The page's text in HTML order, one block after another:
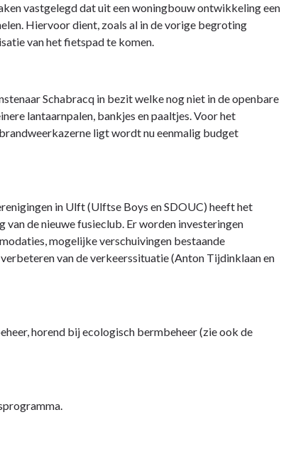
vastgelegd dat uit een woningbouw ontwikkeling een
Hiervoor dient, zoals al in de vorige begroting
van het fietspad te komen.
Schabracq in bezit welke nog niet in de openbare
lantaarnpalen, bankjes en paaltjes. Voor het
ligt wordt nu eenmalig budget
in Ulft (Ulftse Boys en SDOUC) heeft het
de nieuwe fusieclub. Er worden investeringen
mogelijke verschuivingen bestaande
van de verkeerssituatie (Anton Tijdinklaan en
horend bij ecologisch bermbeheer (zie ook de